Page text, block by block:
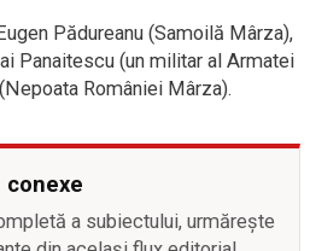
Pădureanu (Samoilă Mârza),
Panaitescu (un militar al Armatei
României Mârza).
conexe
a subiectului, urmărește